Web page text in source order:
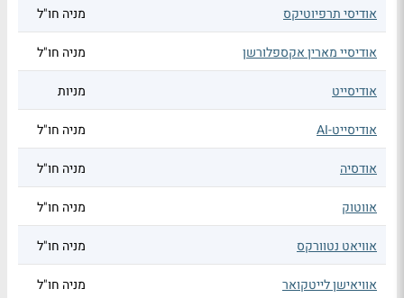
אודיסי תרפיוטיקס מניה חו"ל
אודיסיי מארין אקספלורשן מניה חו"ל
אודיסייט מניות
אודיסייט-AI מניה חו"ל
אודסיה מניה חו"ל
אווטוק מניה חו"ל
אוויאט נטוורקס מניה חו"ל
אוויאישן לייטקואר מניה חו"ל